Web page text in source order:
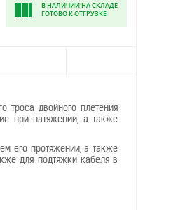
В НАЛИЧИИ НА СКЛАДЕ
ГОТОВО К ОТГРУЗКЕ
троса двойного плетения
при натяжении, а также
его протяжении, а также
для подтяжки кабеля в